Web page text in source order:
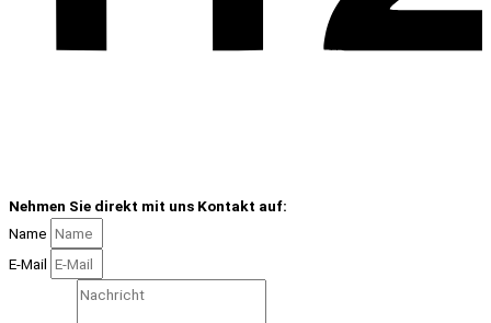
Nehmen Sie direkt mit uns Kontakt auf:
Name
E-Mail